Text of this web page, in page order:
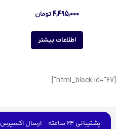
۴,۴۹۵,۰۰۰ تومان
اطلاعات بیشتر
[html_block id="67"]
پشتیبانی 24 ساعته ارسال اکسپرس